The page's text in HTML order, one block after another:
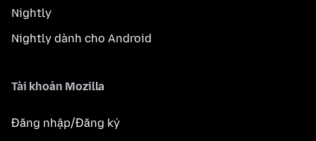
Nightly
Nightly dành cho Android
Tài khoản Mozilla
Đăng nhập/Đăng ký